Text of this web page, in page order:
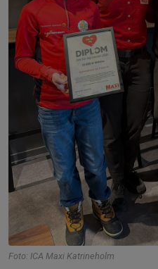
Foto: ICA Maxi Katrineholm